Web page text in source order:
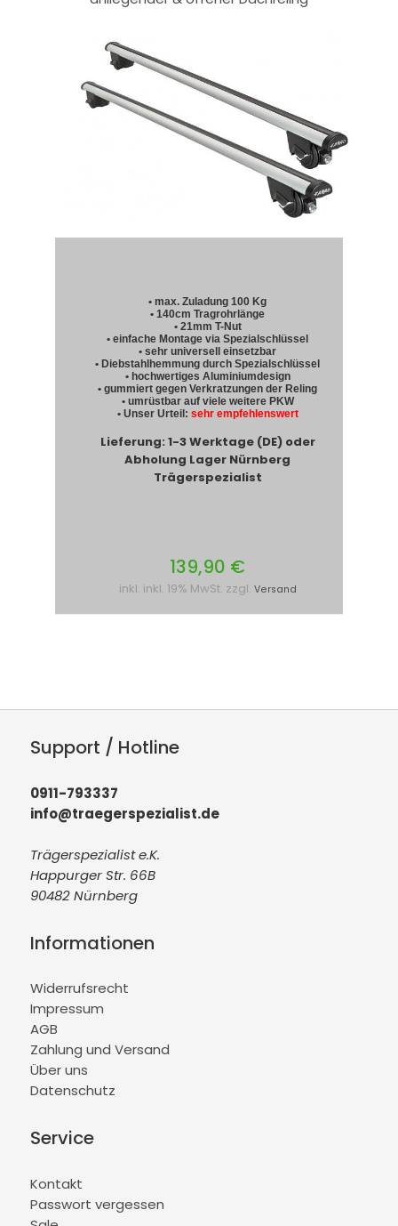
• max. Zuladung 100 Kg
• 140cm Tragrohrlänge
• 21mm T-Nut
• einfache Montage via Spezialschlüssel
• sehr universell einsetzbar
• Diebstahlhemmung durch Spezialschlüssel
• hochwertiges Aluminiumdesign
• gummiert gegen Verkratzungen der Reling
• umrüstbar auf viele weitere PKW
• Unser Urteil: sehr empfehlenswert
Lieferung: 1-3 Werktage (DE) oder
Abholung Lager Nürnberg
Trägerspezialist
139,90 €
inkl. inkl. 19% MwSt. zzgl. Versand
Support / Hotline
0911-793337
info@traegerspezialist.de
Trägerspezialist e.K.
Happurger Str. 66B
90482 Nürnberg
Informationen
Widerrufsrecht
Impressum
AGB
Zahlung und Versand
Über uns
Datenschutz
Service
Kontakt
Passwort vergessen